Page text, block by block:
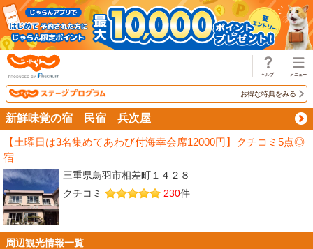
お得な特典をみる
新鮮味覚の宿 民宿 兵次屋
【土曜日は3名集めてあわび付海幸会席12000円】クチコミ5点◎
宿
三重県鳥羽市相差町１４２８
クチコミ
230件
周辺観光情報一覧